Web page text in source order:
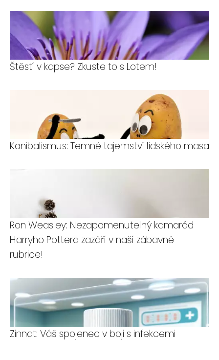
Štěstí v kapse? Zkuste to s Lotem!
Kanibalismus: Temné tajemství lidského masa
Ron Weasley: Nezapomenutelný kamarád
Harryho Pottera zazáří v naší zábavné
rubrice!
Zinnat: Váš spojenec v boji s infekcemi